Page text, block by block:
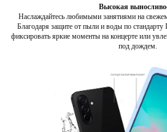
Высокая
Наслаждайтесь любимыми занятиями на
Благодаря защите от пыли и воды по стандарту
фиксировать яркие моменты на концерте или
под дождем.